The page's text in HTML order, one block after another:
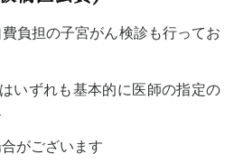
負担の子宮がん検診も行ってお
いずれも基本的に医師の指定の
がございます